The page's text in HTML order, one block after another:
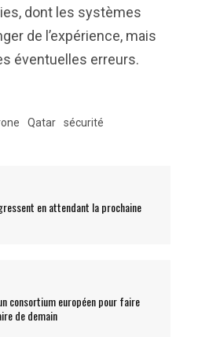
dont les systèmes
de l’expérience, mais
éventuelles erreurs.
Qatar sécurité
en attendant la prochaine
consortium européen pour faire
de demain